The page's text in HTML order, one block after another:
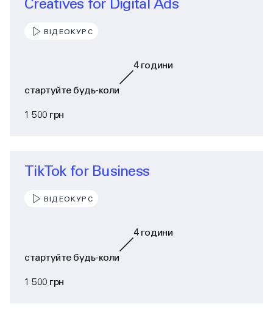
Creatives for Digital Ads
ВІДЕОКУРС
стартуйте будь-коли
4 години
1 500 грн
TikTok for Business
ВІДЕОКУРС
стартуйте будь-коли
4 години
1 500 грн